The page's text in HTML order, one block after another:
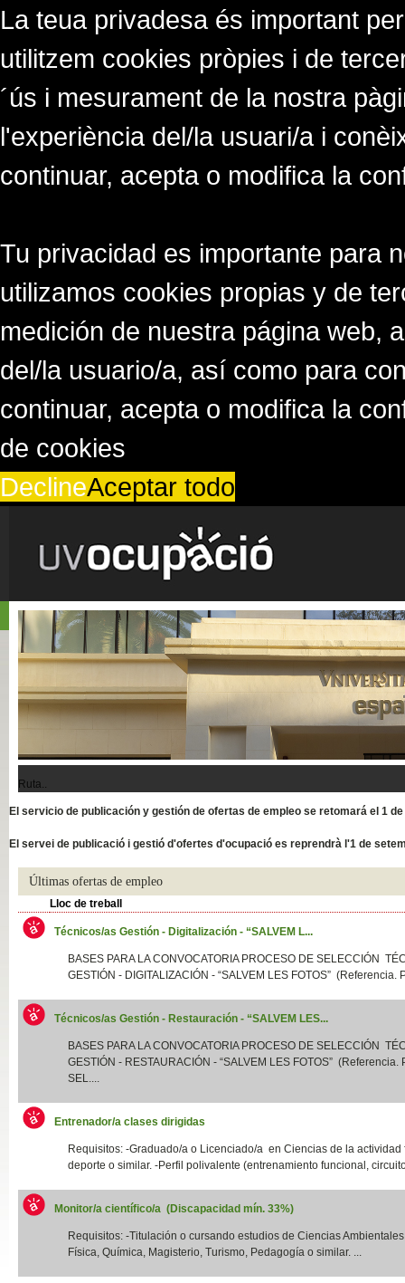
La teua privadesa és important
utilitzem cookies pròpies i de
´ús i mesurament de la nostra
l'experiència del/la usuari/a i
continuar, acepta o modifica la
Tu privacidad es importante para
utilizamos cookies propias y de
medición de nuestra página web,
del/la usuario/a, así como para
continuar, acepta o modifica la
de cookies
DeclineAceptar todo
Ruta..
El servicio de publicación y gestión de ofertas de empleo se retomará el 1
El servei de publicació i gestió d'ofertes d'ocupació es reprendrà l'1 de
Últimas ofertas de empleo
Lloc de treball
Técnicos/as Gestión - Digitalización - “SALVEM L...
BASES PARA LA CONVOCATORIA PROCESO DE SELECCIÓN
GESTIÓN - DIGITALIZACIÓN - “SALVEM LES FOTOS” (Referencia.
Técnicos/as Gestión - Restauración - “SALVEM LES...
BASES PARA LA CONVOCATORIA PROCESO DE SELECCIÓN
GESTIÓN - RESTAURACIÓN - “SALVEM LES FOTOS” (Referencia.
SEL....
Entrenador/a clases dirigidas
Requisitos: -Graduado/a o Licenciado/a en Ciencias de la actividad
deporte o similar. -Perfil polivalente (entrenamiento funcional,
Monitor/a científico/a (Discapacidad mín. 33%)
Requisitos: -Titulación o cursando estudios de Ciencias
Física, Química, Magisterio, Turismo, Pedagogía o similar. ...